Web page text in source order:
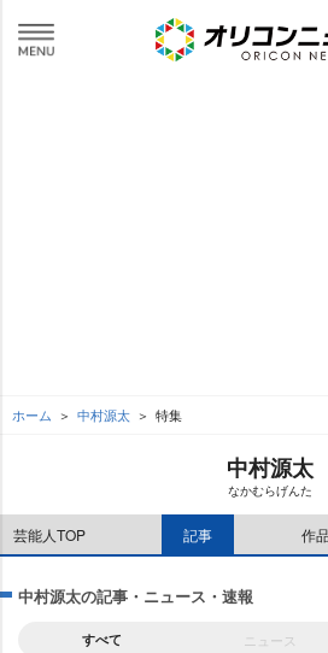
ホーム 中村源太 特集
中村源太
なかむらげんた
芸能人TOP 記事 作品
中村源太の記事・ニュース・速報
すべて ニュース